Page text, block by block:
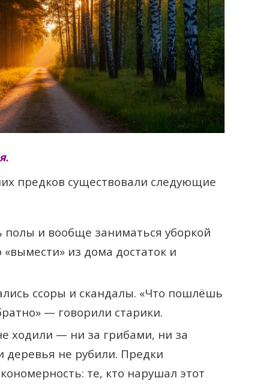
предков существовали следующие
и вообще заниматься уборкой
из дома достаток и
ссоры и скандалы. «Что пошлёшь
— говорили старики.
ходили — ни за грибами, ни за
деревья не рубили. Предки
те, кто нарушал этот